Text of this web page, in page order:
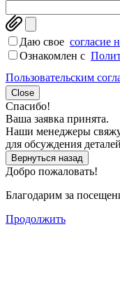
Даю свое согласие
Ознакомлен c
Пользовательским
Close
Спасибо!
Ваша заявка принята.
Наши менеджеры
для обсуждения деталей
Вернуться назад
Добро пожаловать!
Благодарим за
Продолжить